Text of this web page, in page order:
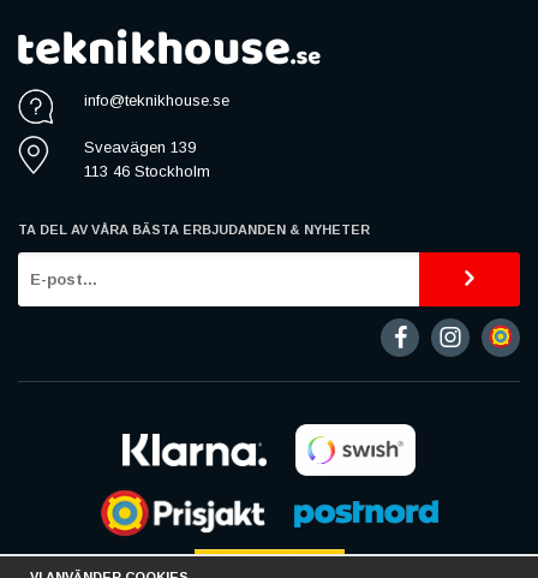
info@teknikhouse.se
Sveavägen 139
113 46 Stockholm
TA DEL AV VÅRA BÄSTA ERBJUDANDEN & NYHETER